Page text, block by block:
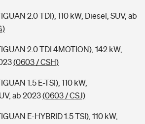
2.0 TDI), 110 kW, Diesel, SUV, ab
2.0 TDI 4MOTION), 142 kW,
(0603 / CSH)
1.5 E-TSI), 110 kW,
ab 2023(0603 / CSJ)
E-HYBRID 1.5 TSI), 110 kW,